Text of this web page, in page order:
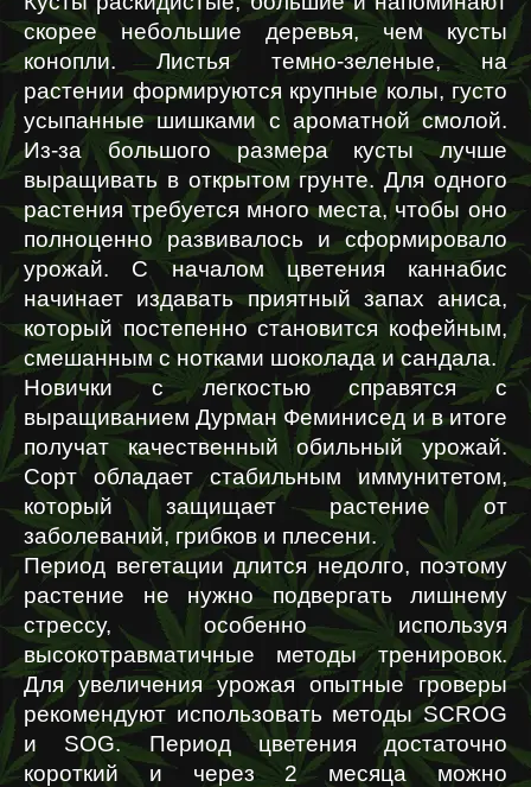
скорее небольшие деревья, чем кусты
конопли. Листья темно-зеленые, на
растении формируются крупные колы, густо
усыпанные шишками с ароматной смолой.
Из-за большого размера кусты лучше
выращивать в открытом грунте. Для одного
растения требуется много места, чтобы оно
полноценно развивалось и сформировало
урожай. С началом цветения каннабис
начинает издавать приятный запах аниса,
который постепенно становится кофейным,
смешанным с нотками шоколада и сандала.
Новички с легкостью справятся с
выращиванием Дурман Феминисед и в итоге
получат качественный обильный урожай.
Сорт обладает стабильным иммунитетом,
который защищает растение от
заболеваний, грибков и плесени.
Период вегетации длится недолго, поэтому
растение не нужно подвергать лишнему
стрессу, особенно используя
высокотравматичные методы тренировок.
Для увеличения урожая опытные гроверы
рекомендуют использовать методы SCROG
и SOG. Период цветения достаточно
короткий и через 2 месяца можно